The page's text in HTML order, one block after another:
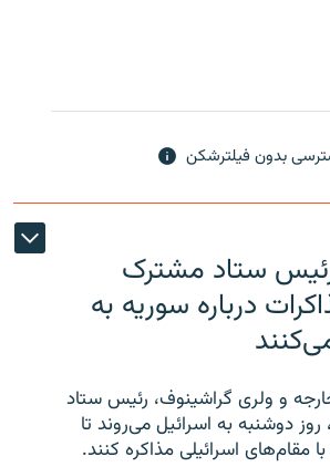
بدون فیلترشکن
ستاد مشترک
درباره سوریه به
و ولری گراشینوف، رئیس ستاد
دوشنبه به اسرائیل می‌روند تا
مقام‌های اسرائیلی مذاکره کنند.